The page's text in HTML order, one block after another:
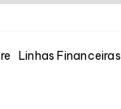
Linhas Financeiras